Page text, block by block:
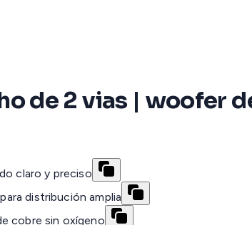
de 2 vias | woofer
claro y preciso
distribución amplia
cobre sin oxígeno